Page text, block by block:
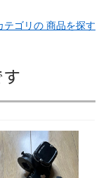
テゴリの 商品を探す